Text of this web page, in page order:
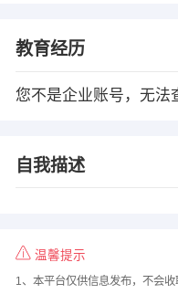
教育经历
您不是企业账号，无法
自我描述
温馨提示
1、本平台仅供信息发布，不会收